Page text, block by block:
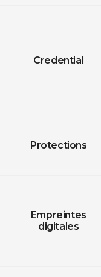
Credential
Protections
Empreintes
digitales